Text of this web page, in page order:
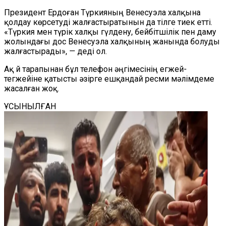
Президент Ердоған Түркияның Венесуэла халқына
қолдау көрсетуді жалғастыратынын да тілге тиек етті.
«Түркия мен түрік халқы гүлдену, бейбітшілік пен даму
жолындағы дос Венесуэла халқының жанында болуды
жалғастырады», — деді ол.
Ақ Үй тарапынан бұл телефон әңгімесінің егжей-
тегжейіне қатысты әзірге ешқандай ресми мәлімдеме
жасалған жоқ.
ҰСЫНЫЛҒАН